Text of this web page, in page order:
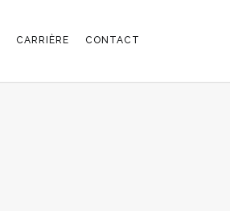
CARRIÈRE CONTACT